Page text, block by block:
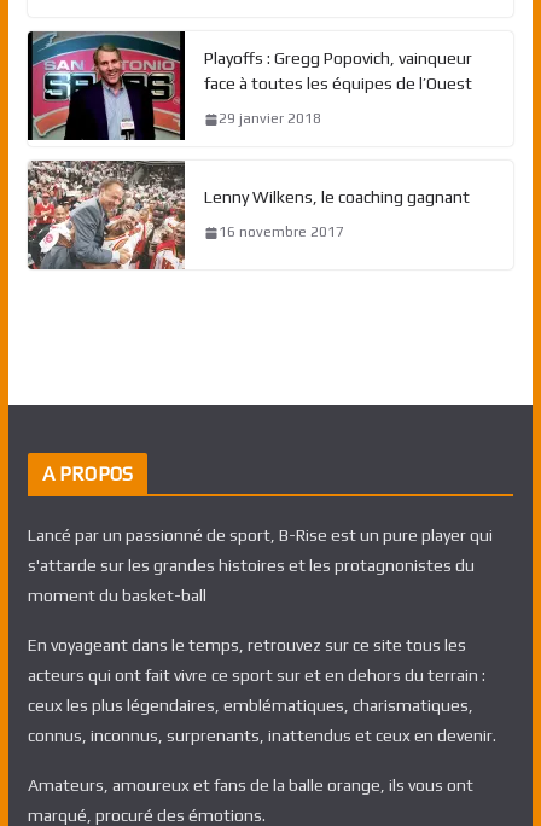
Playoffs : Gregg Popovich, vainqueur
face à toutes les équipes de l’Ouest
29 janvier 2018
Lenny Wilkens, le coaching gagnant
16 novembre 2017
A PROPOS
Lancé par un passionné de sport, B-Rise est un pure player qui
s'attarde sur les grandes histoires et les protagnonistes du
moment du basket-ball
En voyageant dans le temps, retrouvez sur ce site tous les
acteurs qui ont fait vivre ce sport sur et en dehors du terrain :
ceux les plus légendaires, emblématiques, charismatiques,
connus, inconnus, surprenants, inattendus et ceux en devenir.
Amateurs, amoureux et fans de la balle orange, ils vous ont
marqué, procuré des émotions.